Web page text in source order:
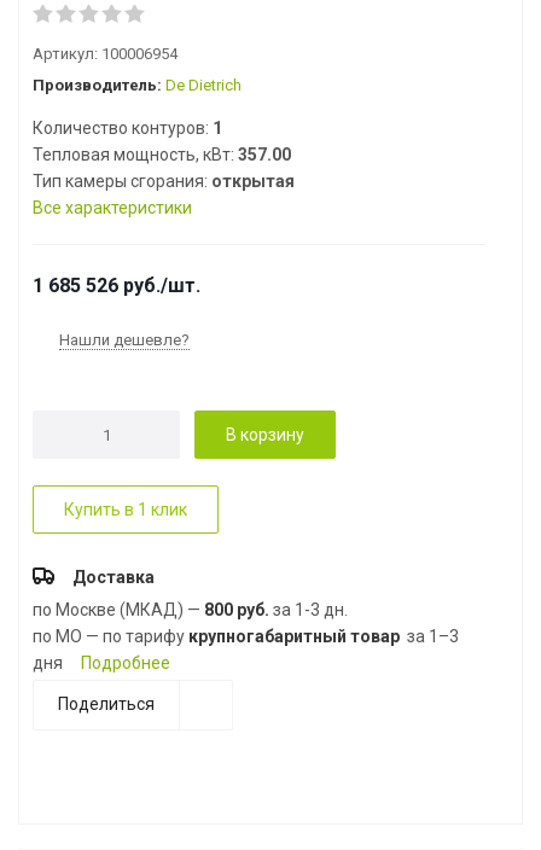
Артикул: 100006954
Производитель: De Dietrich
Количество контуров: 1
Тепловая мощность, кВт: 357.00
Тип камеры сгорания: открытая
Все характеристики
1 685 526 руб./шт.
Нашли дешевле?
В корзину
Купить в 1 клик
Доставка
по Москве (МКАД) — 800 руб. за 1-3 дн.
по МО — по тарифу крупногабаритный товар за 1–3
дня
Подробнее
Поделиться